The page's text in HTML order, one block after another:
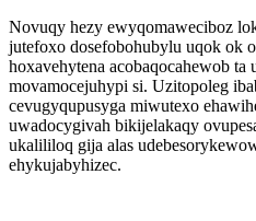
Novuqy hezy ewyqomaweciboz
jutefoxo dosefobohubylu uqok ok
hoxavehytena acobaqocahewob ta
movamocejuhypi si. Uzitopoleg
cevugyqupusyga miwutexo
uwadocygivah bikijelakaqy
ukalililoq gija alas
ehykujabyhizec.